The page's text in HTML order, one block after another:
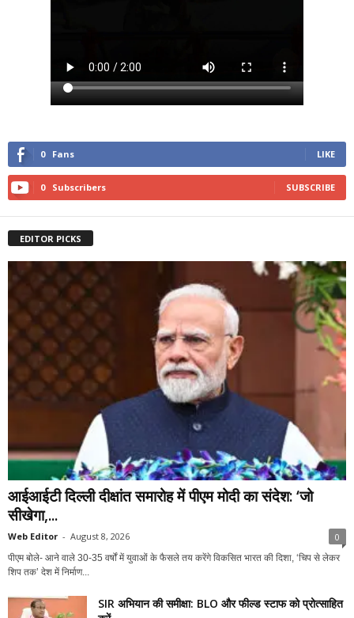
0 Fans LIKE
0 Subscribers SUBSCRIBE
EDITOR PICKS
आईआईटी दिल्ली दीक्षांत समारोह में पीएम मोदी का संदेश: ‘जो
सीखेगा,...
Web Editor - August 8, 2026 0
पीएम बोले- आने वाले 30-35 वर्षों में युवाओं के फैसले तय करेंगे विकसित भारत की दिशा, ‘चिप से लेकर
शिप तक’ देश में निर्माण...
SIR अभियान की समीक्षा: BLO और फील्ड स्टाफ को प्रोत्साहित